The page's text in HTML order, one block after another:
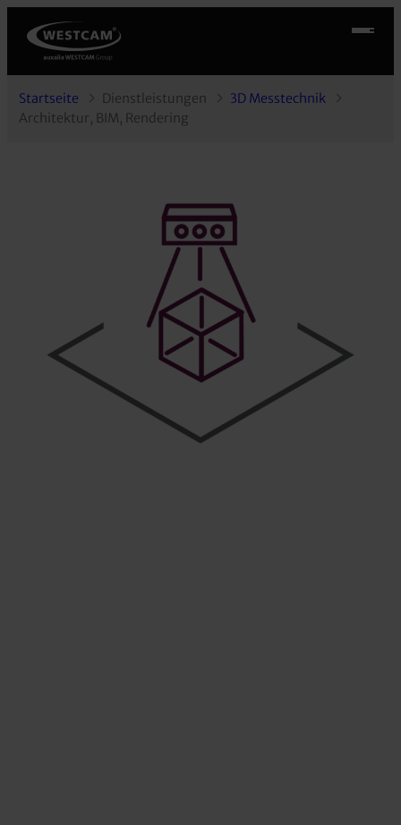
Startseite Dienstleistungen
3D Messtechnik
Architektur, BIM, Rendering